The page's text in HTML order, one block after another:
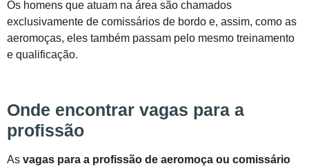
Os homens que atuam na área são chamados
exclusivamente de comissários de bordo e, assim, como as
aeromoças, eles também passam pelo mesmo treinamento
e qualificação.
Onde encontrar vagas para a
profissão
As vagas para a profissão de aeromoça ou comissário